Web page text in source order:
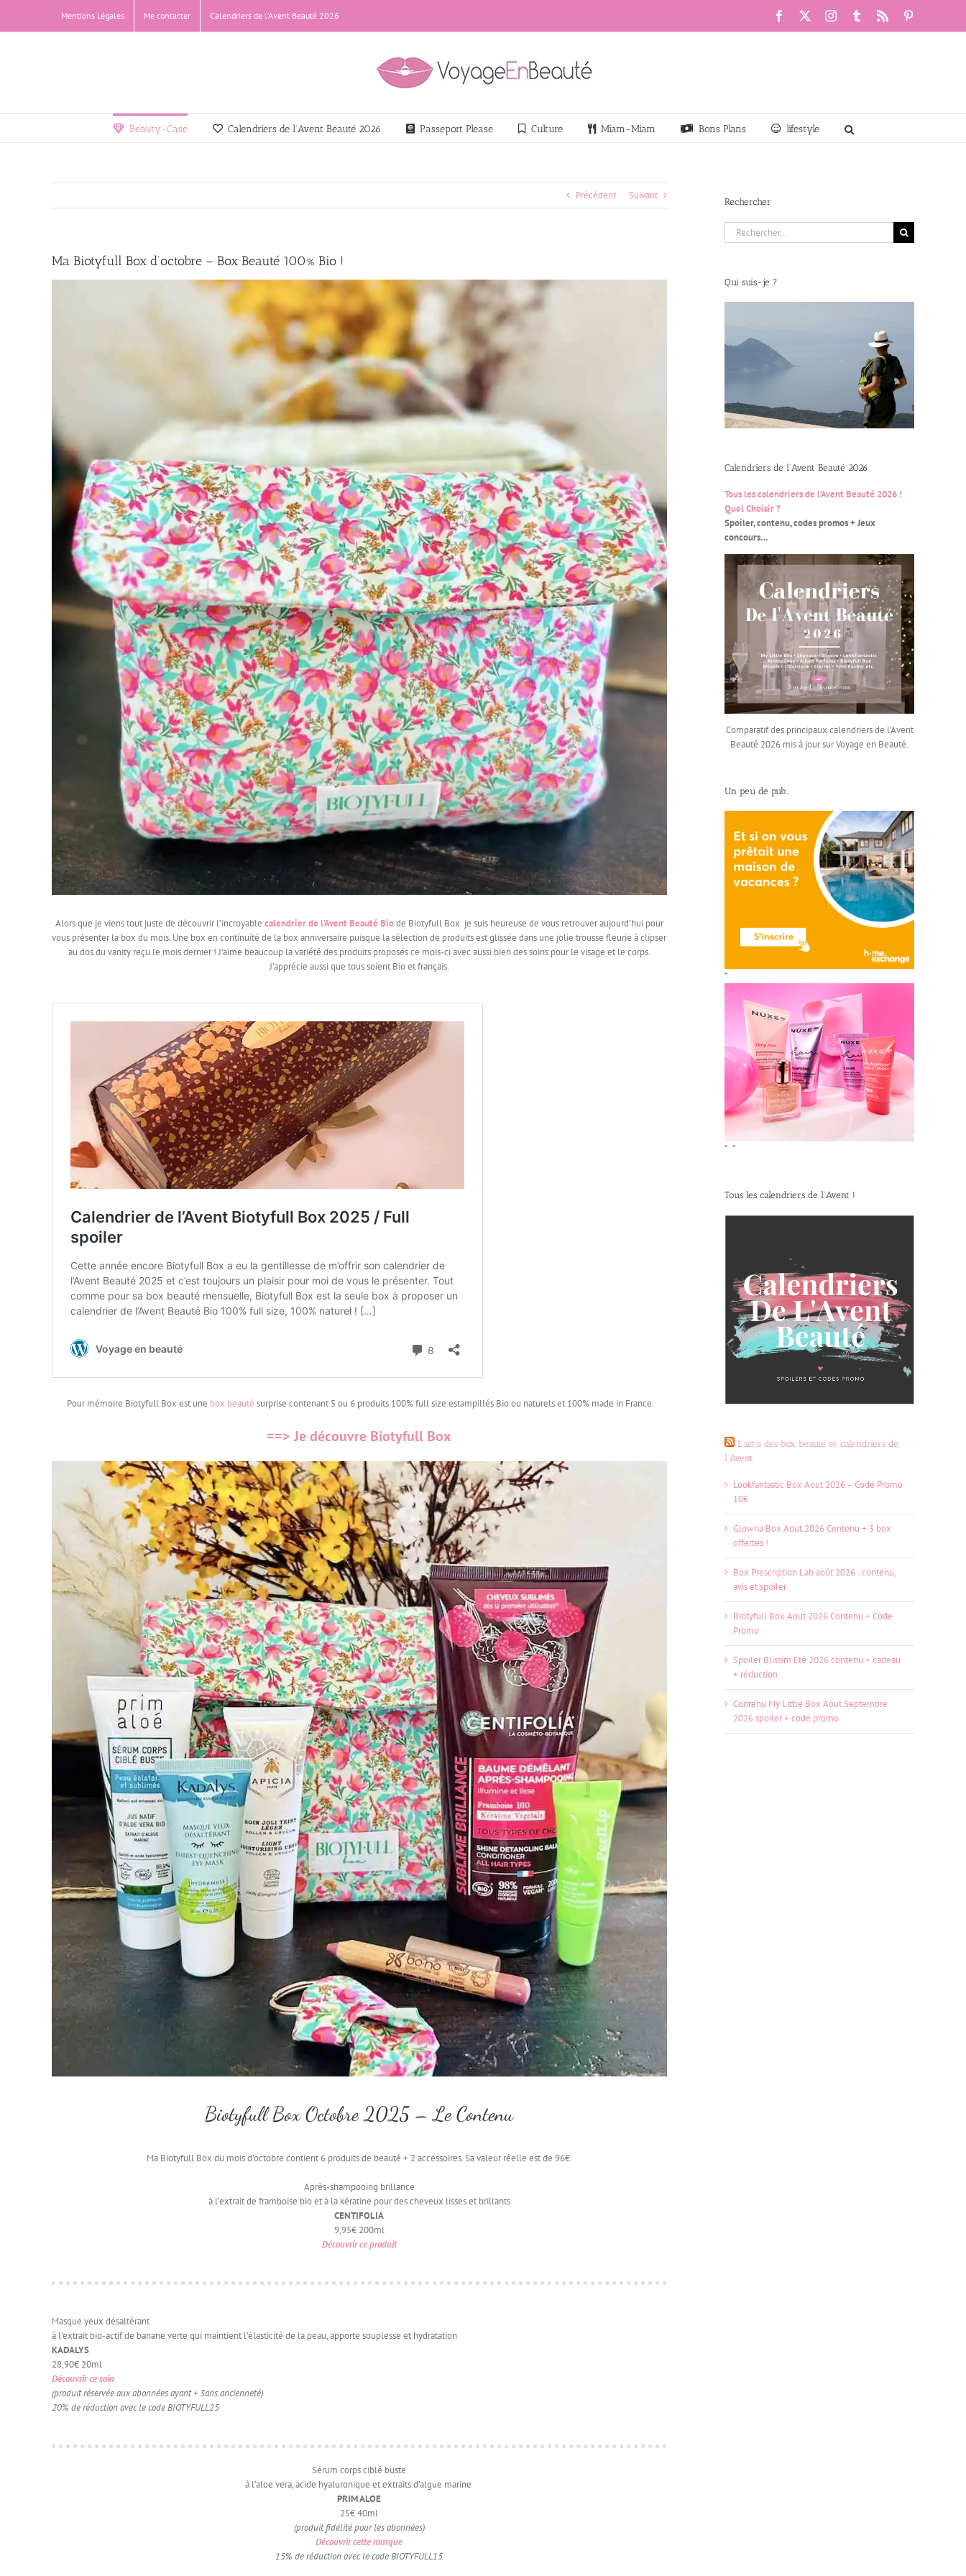
contenu
Mentions Légales Me contacter Calendriers de l’Avent Beauté 2026 Facebook Instagram
Tumblr
Beauty-Case Calendriers de l’Avent Beauté 2026 Passeport Please Culture Miam-Miam Bons Plans lifestyle
Précédent Suivant
Ma Biotyfull Box d’octobre – Box Beauté 100% Bio !
Alors que je viens tout juste de découvrir l’incroyable calendrier de l’Avent Beauté Biode Biotyfull Box je suis heureuse de vous retrouver aujourd’hui pour
vous présenter la box du mois. Une box en continuité de la box anniversaire puisque la sélection de produits est glissée dans une jolie trousse fleurie à clipser
au dos du vanity reçu le mois dernier ! J’aime beaucoup la variété des produits proposés ce mois-ci avec aussi bien des soins pour le visage et le corps.
J’apprécie aussi que tous soient Bio et français.
Pour mémoire Biotyfull Box est une box beauté surprise contenant 5 ou 6 produits 100% full size estampillés Bio ou naturels et 100% made in France.
==> Je découvre Biotyfull Box
Biotyfull Box Octobre 2025 – Le Contenu
Ma Biotyfull Box du mois d’octobre contient 6 produits de beauté + 2 accessoires. Sa valeur réelle est de 96€.
Après-shampooing brillance
à l’extrait de framboise bio et à la kératine pour des cheveux lisses et brillants
CENTIFOLIA
9,95€ 200ml
Découvrir ce produit
Masque yeux désaltérant
à l’extrait bio-actif de banane verte qui maintient l’élasticité de la peau, apporte souplesse et hydratation
KADALYS
28,90€ 20ml
Découvrir ce soin
(produit réservée aux abonnées ayant + 3ans ancienneté)
20% de réduction avec le code BIOTYFULL25
Sérum corps ciblé buste
à l’aloe vera, acide hyaluronique et extraits d’algue marine
PRIM ALOE
25€ 40ml
(produit fidélité pour les abonnées)
Découvrir cette marque
15% de réduction avec le code BIOTYFULL15
Rechercher
Rechercher:
Qui suis-je ?
Calendriers de l’Avent Beauté 2026
Tous les calendriers de l’Avent Beauté 2026 !
Quel Choisir ?
Spoiler, contenu, codes promos + Jeux
concours…
Comparatif des principaux calendriers de l’Avent
Beauté 2026 mis à jour sur Voyage en Beauté.
Un peu de pub…
*
* *
Tous les calendriers de l’Avent !
L’actu des box beauté et calendriers de
l’Avent
Lookfantastic Box Aout 2026 – Code Promo
10€
Glowria Box Aout 2026 Contenu + 3 box
offertes !
Box Prescription Lab août 2026 : contenu,
avis et spoiler
Biotyfull Box Aout 2026 Contenu + Code
Promo
Spoiler Blissim Eté 2026 contenu + cadeau
+ réduction
Contenu My Little Box Aout Septembre
2026 spoiler + code promo